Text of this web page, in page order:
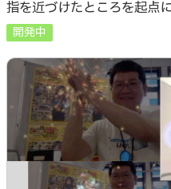
指を近づけたところを起点
なものが出てきて、それを
で展示した作品です。
開発中